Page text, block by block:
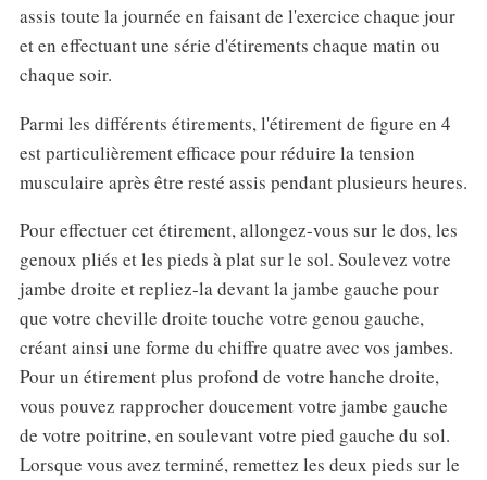
assis toute la journée en faisant de l'exercice chaque jour
et en effectuant une série d'étirements chaque matin ou
chaque soir.
Parmi les différents étirements, l'étirement de figure en 4
est particulièrement efficace pour réduire la tension
musculaire après être resté assis pendant plusieurs heures.
Pour effectuer cet étirement, allongez-vous sur le dos, les
genoux pliés et les pieds à plat sur le sol. Soulevez votre
jambe droite et repliez-la devant la jambe gauche pour
que votre cheville droite touche votre genou gauche,
créant ainsi une forme du chiffre quatre avec vos jambes.
Pour un étirement plus profond de votre hanche droite,
vous pouvez rapprocher doucement votre jambe gauche
de votre poitrine, en soulevant votre pied gauche du sol.
Lorsque vous avez terminé, remettez les deux pieds sur le